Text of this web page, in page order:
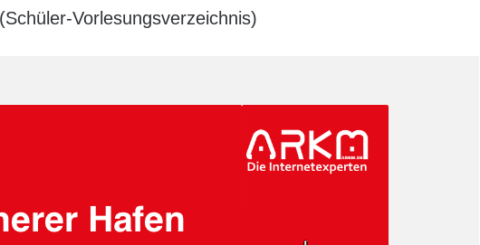
Vorlesungsverzeichnis)